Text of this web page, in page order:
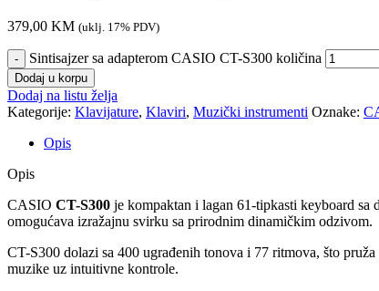
379,00 KM (uklj. 17% PDV)
Sintisajzer sa adapterom CASIO CT-S300 količina
Dodaj u korpu
Dodaj na listu želja
Kategorije: Klavijature, Klaviri, Muzički instrumenti Oznake:
Opis
Opis
CASIO CT-S300 je kompaktan i lagan 61-tipkasti keyboard
omogućava izražajnu svirku sa prirodnim dinamičkim odzivom.
CT-S300 dolazi sa 400 ugrađenih tonova i 77 ritmova, što
muzike uz intuitivne kontrole.